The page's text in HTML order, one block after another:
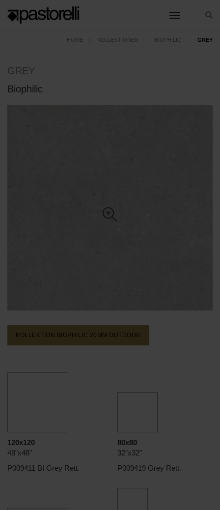
toggle
HOME KOLLEKTIONEN BIOPHILIC GREY
GREY
Biophilic
KOLLEKTION BIOPHILIC 20MM OUTDOOR
120x120
48"x48"
P009411 BI Grey Rett.
80x80
32"x32"
P009419 Grey Rett.